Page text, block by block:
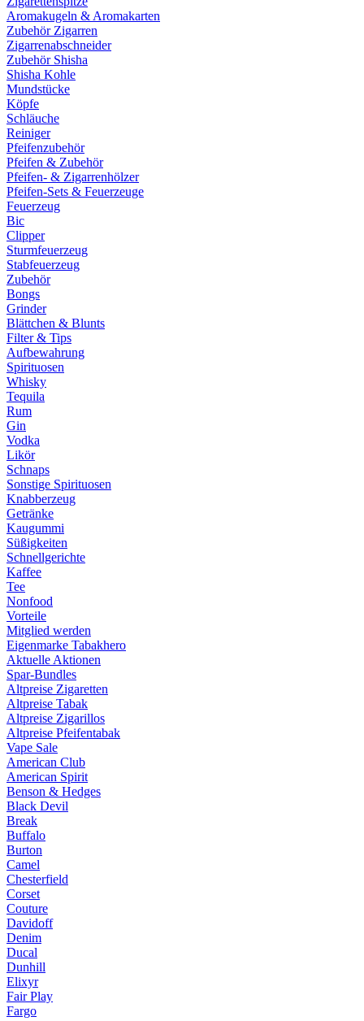
Aromakugeln & Aromakarten
Zubehör Zigarren
Zigarrenabschneider
Zubehör Shisha
Shisha Kohle
Mundstücke
Köpfe
Schläuche
Reiniger
Pfeifenzubehör
Pfeifen & Zubehör
Pfeifen- & Zigarrenhölzer
Pfeifen-Sets & Feuerzeuge
Feuerzeug
Bic
Clipper
Sturmfeuerzeug
Stabfeuerzeug
Zubehör
Bongs
Grinder
Blättchen & Blunts
Filter & Tips
Aufbewahrung
Spirituosen
Whisky
Tequila
Rum
Gin
Vodka
Likör
Schnaps
Sonstige Spirituosen
Knabberzeug
Getränke
Kaugummi
Süßigkeiten
Schnellgerichte
Kaffee
Tee
Nonfood
Vorteile
Mitglied werden
Eigenmarke Tabakhero
Aktuelle Aktionen
Spar-Bundles
Altpreise Zigaretten
Altpreise Tabak
Altpreise Zigarillos
Altpreise Pfeifentabak
Vape Sale
American Club
American Spirit
Benson & Hedges
Black Devil
Break
Buffalo
Burton
Camel
Chesterfield
Corset
Couture
Davidoff
Denim
Ducal
Dunhill
Elixyr
Fair Play
Fargo